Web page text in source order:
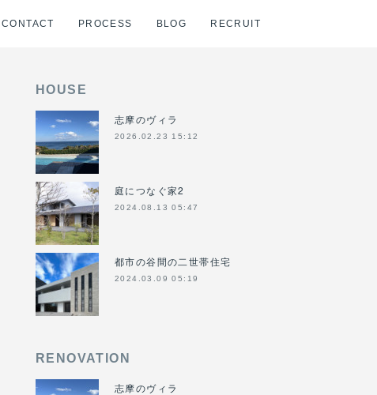
CONTACT PROCESS BLOG RECRUIT
HOUSE
志摩のヴィラ
2026.02.23 15:12
庭につなぐ家2
2024.08.13 05:47
都市の谷間の二世帯住宅
2024.03.09 05:19
RENOVATION
志摩のヴィラ